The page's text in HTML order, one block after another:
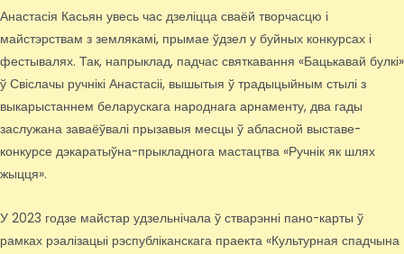
Анастасія Касьян увесь час дзеліцца сваёй творчасцю і
майстэрствам з землякамі, прымае ўдзел у буйных конкурсах і
фестывалях. Так, напрыклад, падчас святкавання «Бацькавай булкі»
ў Свіслачы ручнікі Анастасіі, вышытыя ў традыцыйным стылі з
выкарыстаннем беларускага народнага арнаменту, два гады
заслужана заваёўвалі прызавыя месцы ў абласной выставе-
конкурсе дэкаратыўна-прыкладнога мастацтва «Ручнік як шлях
жыцця».
У 2023 годзе майстар удзельнічала ў стварэнні пано-карты ў
рамках рэалізацыі рэспубліканскага праекта «Культурная спадчына